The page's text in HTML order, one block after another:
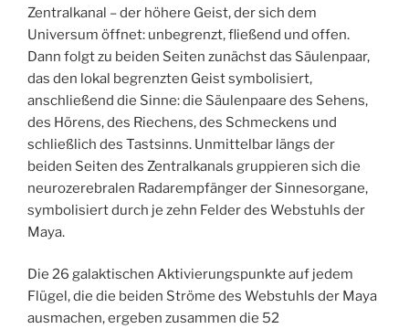
Zentralkanal – der höhere Geist, der sich dem
Universum öffnet: unbegrenzt, fließend und offen.
Dann folgt zu beiden Seiten zunächst das Säulenpaar,
das den lokal begrenzten Geist symbolisiert,
anschließend die Sinne: die Säulenpaare des Sehens,
des Hörens, des Riechens, des Schmeckens und
schließlich des Tastsinns. Unmittelbar längs der
beiden Seiten des Zentralkanals gruppieren sich die
neurozerebralen Radarempfänger der Sinnesorgane,
symbolisiert durch je zehn Felder des Webstuhls der
Maya.
Die 26 galaktischen Aktivierungspunkte auf jedem
Flügel, die die beiden Ströme des Webstuhls der Maya
ausmachen, ergeben zusammen die 52